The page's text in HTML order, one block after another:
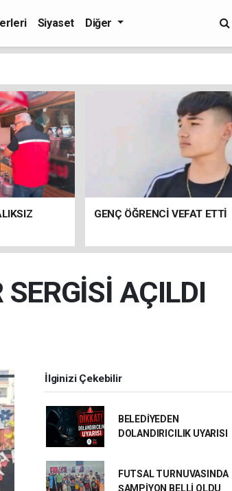
Siyaset Diğer
GENÇ ÖĞRENCİ VEFAT ETTİ
AÇILDI
İlginizi Çekebilir
BELEDİYEDEN
DOLANDIRICILIK UYARISI
FUTSAL TURNUVASINDA
ŞAMPİYON BELLİ OLDU